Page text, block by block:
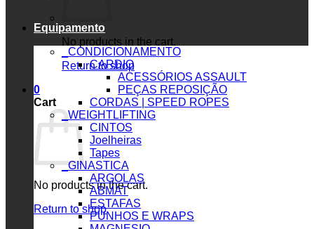
No products in the cart.
Return to shop
0
Cart
No products in the cart.
Return to shop
Equipamento
_CONDICIONAMENTO
CARDIO
ACESSÓRIOS ASSAULT
PEÇAS REPOSIÇÃO
CORDAS | SPEED ROPES
_WEIGHTLIFTING
CINTOS
Joelheiras
Tapes
_GINASTICA
ARGOLAS
ABMAT
ESTAFAS
PUNHOS E WRAPS